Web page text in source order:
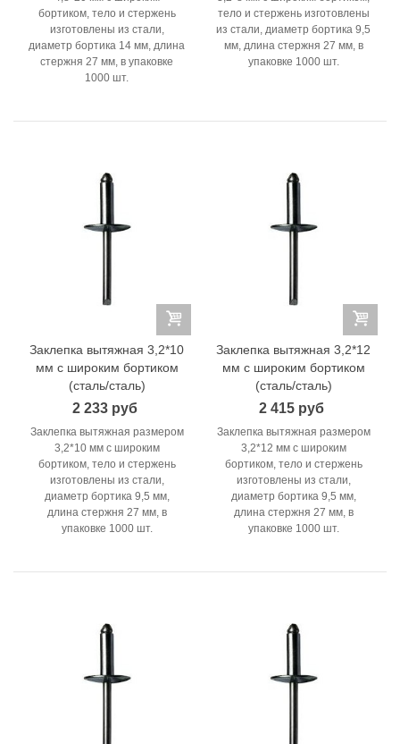
бортиком, тело и стержень
изготовлены из стали,
диаметр бортика 14 мм, длина
стержня 27 мм, в упаковке
1000 шт.
тело и стержень изготовлены
из стали, диаметр бортика 9,5
мм, длина стержня 27 мм, в
упаковке 1000 шт.
Заклепка вытяжная 3,2*10
мм с широким бортиком
(сталь/сталь)
2 233 руб
Заклепка вытяжная размером
3,2*10 мм с широким
бортиком, тело и стержень
изготовлены из стали,
диаметр бортика 9,5 мм,
длина стержня 27 мм, в
упаковке 1000 шт.
Заклепка вытяжная 3,2*12
мм с широким бортиком
(сталь/сталь)
2 415 руб
Заклепка вытяжная размером
3,2*12 мм с широким
бортиком, тело и стержень
изготовлены из стали,
диаметр бортика 9,5 мм,
длина стержня 27 мм, в
упаковке 1000 шт.